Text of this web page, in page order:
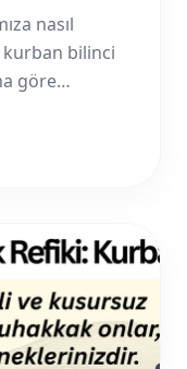
nasıl
kurban bilinci
göre